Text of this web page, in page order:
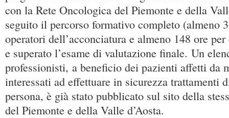
con la Rete Oncologica del Piemonte e della
seguito il percorso formativo completo (almeno
operatori dell’acconciatura e almeno 148 ore
e superato l’esame di valutazione finale. Un
professionisti, a beneficio dei pazienti affetti da
interessati ad effettuare in sicurezza trattamenti
persona, è già stato pubblicato sul sito della
del Piemonte e della Valle d’Aosta.